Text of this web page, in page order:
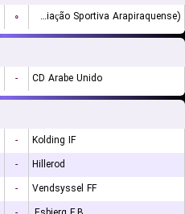
۰ ASA (Agremiação Sportiva Arapiraquense)
- CD Arabe Unido
-
Kolding IF
-
Hillerod
-
Vendsyssel FF